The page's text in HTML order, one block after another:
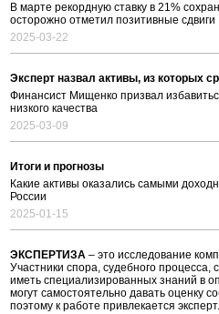
В марте рекордную ставку в 21%
осторожно отметил позитивные сдвиги
2025-03-22
Эксперт назвал активы, из которых
Финансист Мищенко призвал
низкого качества
2025-03-09
Итоги и прогнозы
Какие активы оказались самыми
России
2025-01-15
ЭКСПЕРТИЗА – это исследование
Участники спора, судебного процесса,
иметь специализированных знаний в
могут самостоятельно давать оценку
поэтому к работе привлекается эксперт.